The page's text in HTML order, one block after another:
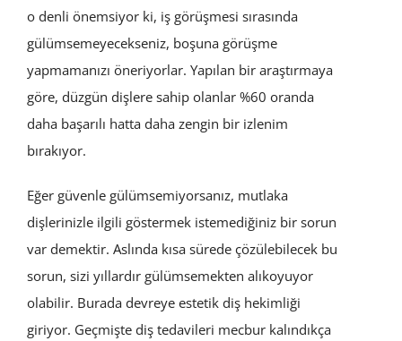
o denli önemsiyor ki, iş görüşmesi sırasında
gülümsemeyecekseniz, boşuna görüşme
yapmamanızı öneriyorlar. Yapılan bir araştırmaya
göre, düzgün dişlere sahip olanlar %60 oranda
daha başarılı hatta daha zengin bir izlenim
bırakıyor.
Eğer güvenle gülümsemiyorsanız, mutlaka
dişlerinizle ilgili göstermek istemediğiniz bir sorun
var demektir. Aslında kısa sürede çözülebilecek bu
sorun, sizi yıllardır gülümsemekten alıkoyuyor
olabilir. Burada devreye estetik diş hekimliği
giriyor. Geçmişte diş tedavileri mecbur kalındıkça